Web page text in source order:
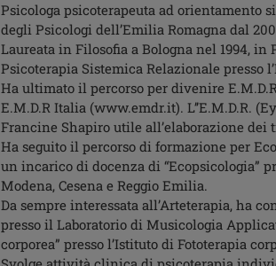
Psicologa psicoterapeuta ad orientamento
degli Psicologi dell’Emilia Romagna dal
Laureata in Filosofia a Bologna nel 1994,
Psicoterapia Sistemica Relazionale presso
Ha ultimato il percorso per divenire
E.M.D.R Italia (www.emdr.it). L’’E.M.D.R.
Francine Shapiro utile all’elaborazione dei
Ha seguito il percorso di formazione per
un incarico di docenza di “Ecopsicologia”
Modena, Cesena e Reggio Emilia.
Da sempre interessata all’Arteterapia, ha
presso il Laboratorio di Musicologia
corporea” presso l’Istituto di Fototerapia